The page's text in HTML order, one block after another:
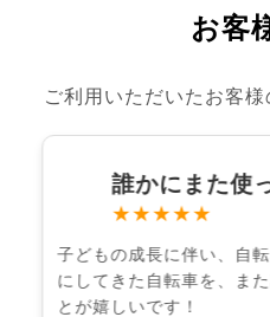
お客
ご利用いただいたお客様
誰かにまた使
★★★★★
子どもの成長に伴い、自
にしてきた自転車を、ま
とが嬉しいです！